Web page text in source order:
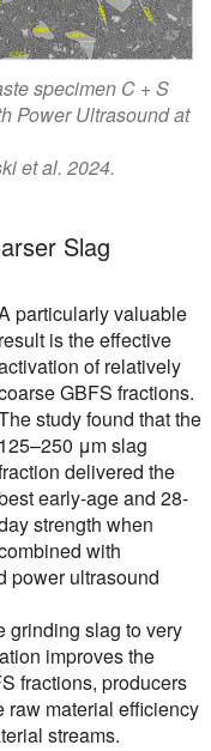
specimen C + S
Power Ultrasound at
et al. 2024.
Slag
particularly valuable
result is the effective
of relatively
GBFS fractions.
study found that the
125–250 μm slag
delivered the
early-age and 28-
strength when
with
power ultrasound
grinding slag to very
improves the
fractions, producers
raw material efficiency
streams.